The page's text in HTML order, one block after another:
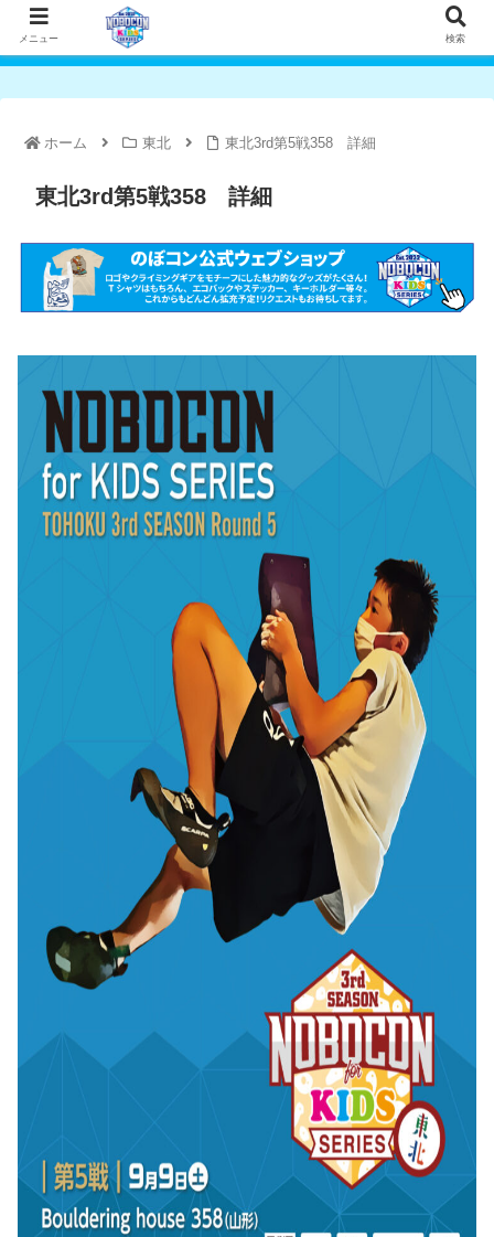
ホーム 東北 東北3rd第5戦358 詳細
東北3rd第5戦358 詳細
メニュー 検索